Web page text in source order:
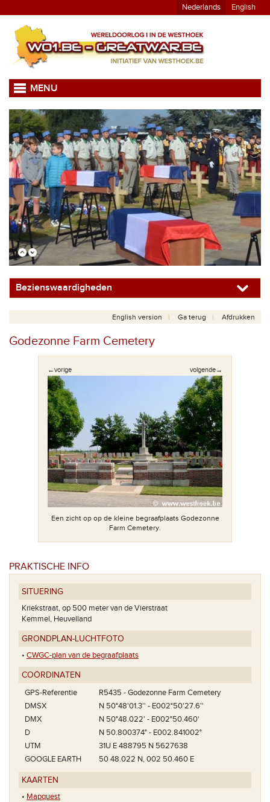
Nederlands English
MENU
Bezienswaardigheden
English version Ga terug Afdrukken
Godezonne Farm Cemetery
←vorige volgende→
een Zuid-
Een zicht op op de kleine begraafplaats Godezonne
Farm Cemetery.
PRAKTISCHE INFO
SITUERING
Kriekstraat, op 500 meter van de Vierstraat
Kemmel, Heuvelland
GRONDPLAN-LUCHTFOTO
• CWGC-plan van de begraafplaats
COÖRDINATEN
GPS-Referentie
R5435 - Godezonne Farm Cemetery
DMSX
N 50°48'01.3'' - E002°50'27.6''
DMX
N 50°48.022' - E002°50.460'
D
N 50.800374° - E002.841002°
UTM
31U E 488795 N 5627638
GOOGLE EARTH
50 48.022 N, 002 50.460 E
KAARTEN
• Mapquest